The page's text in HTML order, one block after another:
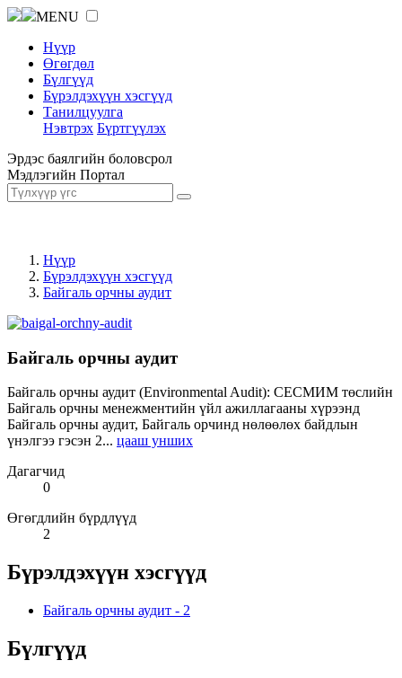
MENU
Нүүр
Өгөгдөл
Бүлгүүд
Бүрэлдэхүүн хэсгүүд
Танилцуулга
Нэвтрэх Бүртгүүлэх
Эрдэс баялгийн боловсрол
Мэдлэгийн Портал
Нүүр
Бүрэлдэхүүн хэсгүүд
Байгаль орчны аудит
Байгаль орчны аудит
Байгаль орчны аудит (Environmental Audit): СЕСМИМ төслийн
Байгаль орчны менежментийн үйл ажиллагааны хүрээнд
Байгаль орчны аудит, Байгаль орчинд нөлөөлөх байдлын
үнэлгээ гэсэн 2... цааш унших
Дагагчид
0
Өгөгдлийн бүрдлүүд
2
Бүрэлдэхүүн хэсгүүд
Байгаль орчны аудит - 2
Бүлгүүд